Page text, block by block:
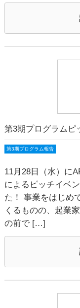
第3期プログラムピ
第3期プログラム報告
11月28日（水）に
によるピッチイベ
た！ 事業をはじめ
くるものの、起業
の前で […]